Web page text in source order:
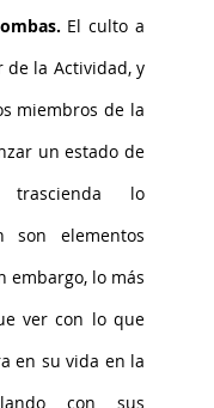
El culto a
de la Actividad, y
miembros de la
un estado de
trascienda lo
son elementos
embargo, lo más
ver con lo que
en su vida en la
con sus